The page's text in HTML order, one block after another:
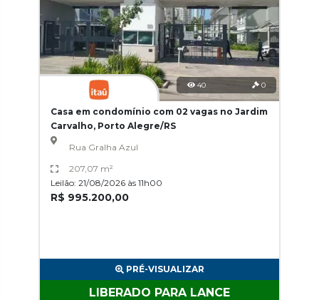
40 0
Casa em condomínio com 02 vagas no Jardim
Carvalho, Porto Alegre/RS
Rua Gralha Azul
207,07 m²
Leilão: 21/08/2026 às 11h00
R$ 995.200,00
PRÉ-VISUALIZAR
LIBERADO PARA LANCE